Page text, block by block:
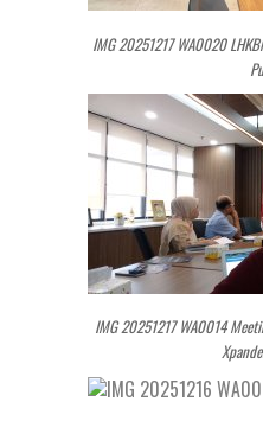
IMG 20251217 WA0020
IMG 20251217 WA0014